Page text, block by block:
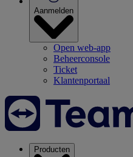
Aanmelden
Open web-app
Beheerconsole
Ticket
Klantenportaal
Producten